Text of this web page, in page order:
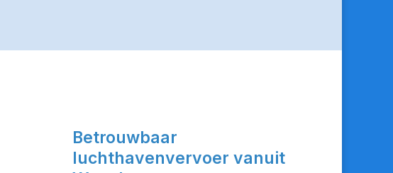
Betrouwbaar
luchthavenvervoer vanuit